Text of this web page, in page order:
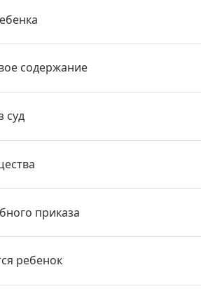
содержание
суд
приказа
ребенок